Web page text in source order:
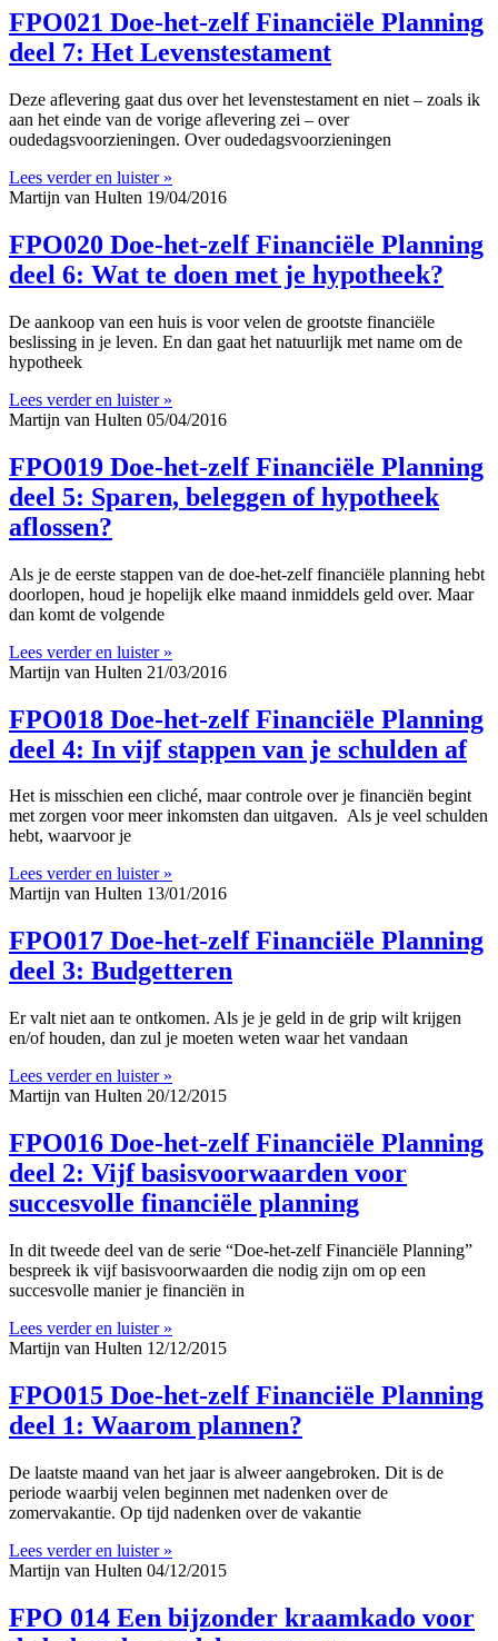
FPO021 Doe-het-zelf Financiële Planning
deel 7: Het Levenstestament
Deze aflevering gaat dus over het levenstestament en niet – zoals ik
aan het einde van de vorige aflevering zei – over
oudedagsvoorzieningen. Over oudedagsvoorzieningen
Lees verder en luister »
Martijn van Hulten 19/04/2016
FPO020 Doe-het-zelf Financiële Planning
deel 6: Wat te doen met je hypotheek?
De aankoop van een huis is voor velen de grootste financiële
beslissing in je leven. En dan gaat het natuurlijk met name om de
hypotheek
Lees verder en luister »
Martijn van Hulten 05/04/2016
FPO019 Doe-het-zelf Financiële Planning
deel 5: Sparen, beleggen of hypotheek
aflossen?
Als je de eerste stappen van de doe-het-zelf financiële planning hebt
doorlopen, houd je hopelijk elke maand inmiddels geld over. Maar
dan komt de volgende
Lees verder en luister »
Martijn van Hulten 21/03/2016
FPO018 Doe-het-zelf Financiële Planning
deel 4: In vijf stappen van je schulden af
Het is misschien een cliché, maar controle over je financiën begint
met zorgen voor meer inkomsten dan uitgaven. Als je veel schulden
hebt, waarvoor je
Lees verder en luister »
Martijn van Hulten 13/01/2016
FPO017 Doe-het-zelf Financiële Planning
deel 3: Budgetteren
Er valt niet aan te ontkomen. Als je je geld in de grip wilt krijgen
en/of houden, dan zul je moeten weten waar het vandaan
Lees verder en luister »
Martijn van Hulten 20/12/2015
FPO016 Doe-het-zelf Financiële Planning
deel 2: Vijf basisvoorwaarden voor
succesvolle financiële planning
In dit tweede deel van de serie “Doe-het-zelf Financiële Planning”
bespreek ik vijf basisvoorwaarden die nodig zijn om op een
succesvolle manier je financiën in
Lees verder en luister »
Martijn van Hulten 12/12/2015
FPO015 Doe-het-zelf Financiële Planning
deel 1: Waarom plannen?
De laatste maand van het jaar is alweer aangebroken. Dit is de
periode waarbij velen beginnen met nadenken over de
zomervakantie. Op tijd nadenken over de vakantie
Lees verder en luister »
Martijn van Hulten 04/12/2015
FPO 014 Een bijzonder kraamkado voor